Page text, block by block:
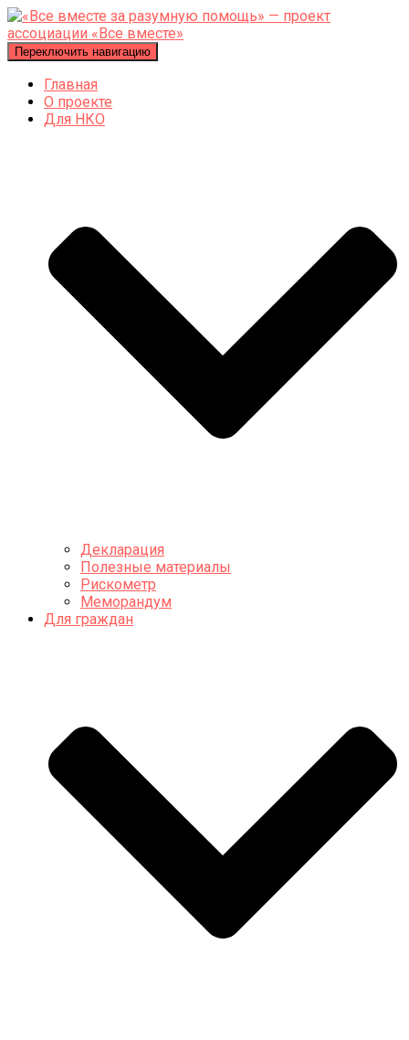
Переключить навигацию
Главная
О проекте
Для НКО
Декларация
Полезные материалы
Рискометр
Меморандум
Для граждан